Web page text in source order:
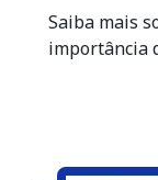
Saiba mais
importância